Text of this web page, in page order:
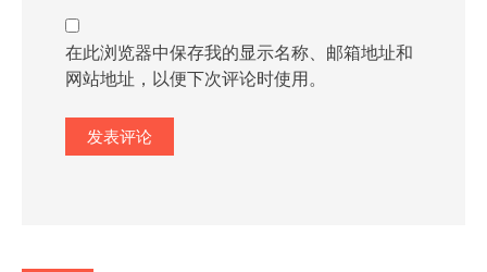
在此浏览器中保存我的显示名称、邮箱地址和
网站地址，以便下次评论时使用。